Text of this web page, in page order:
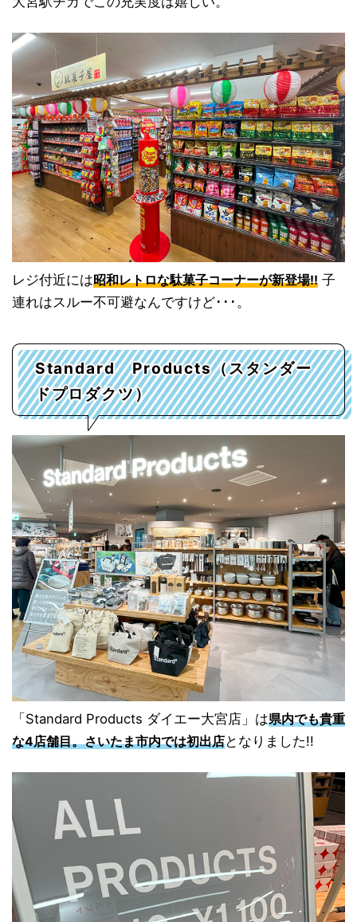
レジ付近には昭和レトロな駄菓子コーナーが新登場!!子
連れはスルー不可避なんですけど･･･。
Standard Products（スタンダー
ドプロダクツ）
「Standard Products ダイエー大宮店」は県内でも貴重
な4店舗目。さいたま市内では初出店となりました!!